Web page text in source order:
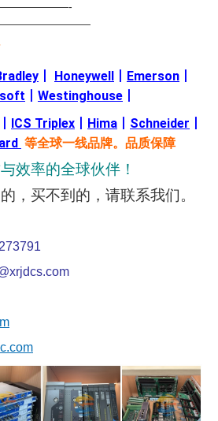
Honeywell Emerson
Westinghouse
ICS Triplex Hima Schneider
等全球一线品牌。品质保障
效率的全球伙伴！
，买不到的，请联系我们。